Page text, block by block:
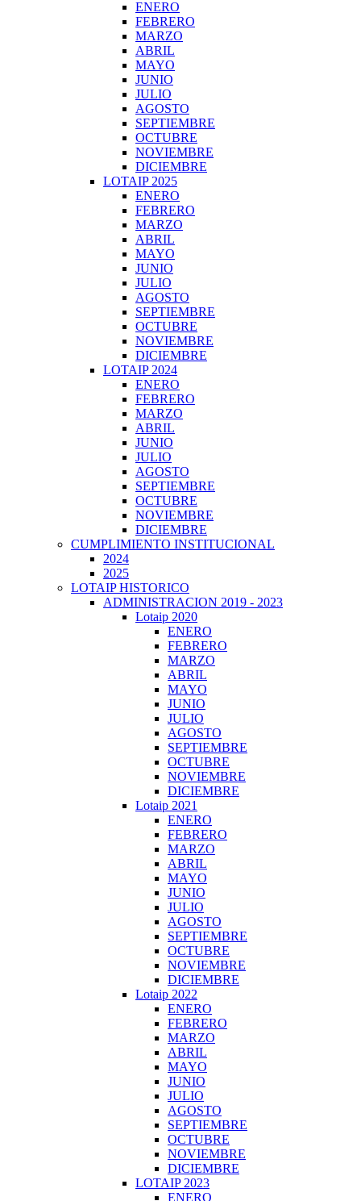
ENERO
FEBRERO
MARZO
ABRIL
MAYO
JUNIO
JULIO
AGOSTO
SEPTIEMBRE
OCTUBRE
NOVIEMBRE
DICIEMBRE
LOTAIP 2025
ENERO
FEBRERO
MARZO
ABRIL
MAYO
JUNIO
JULIO
AGOSTO
SEPTIEMBRE
OCTUBRE
NOVIEMBRE
DICIEMBRE
LOTAIP 2024
ENERO
FEBRERO
MARZO
ABRIL
JUNIO
JULIO
AGOSTO
SEPTIEMBRE
OCTUBRE
NOVIEMBRE
DICIEMBRE
CUMPLIMIENTO INSTITUCIONAL
2024
2025
LOTAIP HISTORICO
ADMINISTRACION 2019 - 2023
Lotaip 2020
ENERO
FEBRERO
MARZO
ABRIL
MAYO
JUNIO
JULIO
AGOSTO
SEPTIEMBRE
OCTUBRE
NOVIEMBRE
DICIEMBRE
Lotaip 2021
ENERO
FEBRERO
MARZO
ABRIL
MAYO
JUNIO
JULIO
AGOSTO
SEPTIEMBRE
OCTUBRE
NOVIEMBRE
DICIEMBRE
Lotaip 2022
ENERO
FEBRERO
MARZO
ABRIL
MAYO
JUNIO
JULIO
AGOSTO
SEPTIEMBRE
OCTUBRE
NOVIEMBRE
DICIEMBRE
LOTAIP 2023
ENERO